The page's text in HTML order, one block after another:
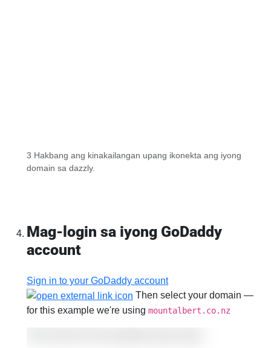
3 Hakbang ang kinakailangan upang ikonekta ang iyong
domain sa dazzly.
Mag-login sa iyong GoDaddy
account
Sign in to your GoDaddy account
Then select your domain —
for this example we're using mountalbert.co.nz